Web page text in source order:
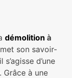
démolition à
son savoir-
d’une
à une